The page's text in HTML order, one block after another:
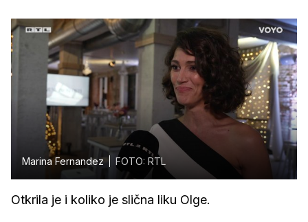
Marina Fernandez FOTO: RTL
Otkrila je i koliko je slična liku Olge.